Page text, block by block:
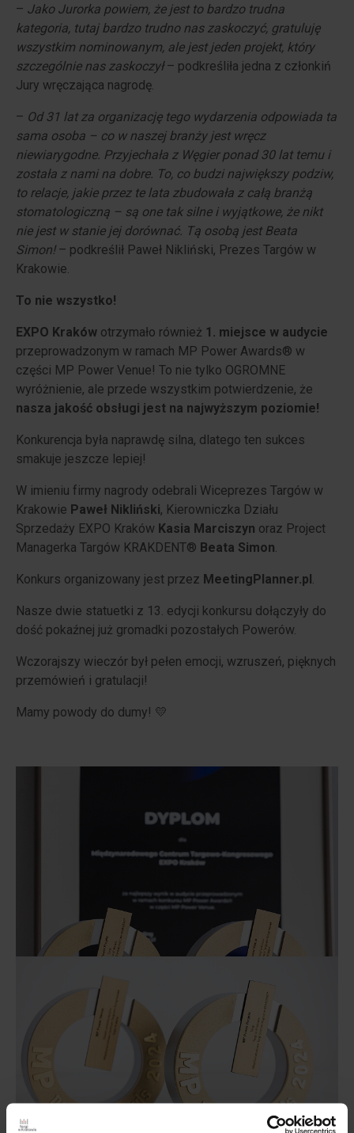
– Jako Jurorka powiem, że jest to bardzo trudna
kategoria, tutaj bardzo trudno nas zaskoczyć, gratuluję
wszystkim nominowanym, ale jest jeden projekt, który
szczególnie nas zaskoczył– podkreśliła jedna z członkiń
Jury wręczająca nagrodę.
– Od 31 lat za organizację tego wydarzenia odpowiada ta
sama osoba – co w naszej branży jest wręcz
niewiarygodne. Przyjechała z Węgier ponad 30 lat temu i
została z nami na dobre. To, co budzi największy podziw,
to relacje, jakie przez te lata zbudowała z całą branżą
stomatologiczną – są one tak silne i wyjątkowe, że nikt
nie jest w stanie jej dorównać. Tą osobą jest Beata
Simon!– podkreślił Paweł Nikliński, Prezes Targów w
Krakowie.
To nie wszystko!
EXPO Kraków otrzymało również 1. miejsce w audycie
przeprowadzonym w ramach MP Power Awards® w
części MP Power Venue! To nie tylko OGROMNE
wyróżnienie, ale przede wszystkim potwierdzenie, że
nasza jakość obsługi jest na najwyższym poziomie!
Konkurencja była naprawdę silna, dlatego ten sukces
smakuje jeszcze lepiej!
W imieniu firmy nagrody odebrali Wiceprezes Targów w
Krakowie Paweł Nikliński, Kierowniczka Działu
Sprzedaży EXPO Kraków Kasia Marciszyn oraz Project
Managerka Targów KRAKDENT® Beata Simon.
Konkurs organizowany jest przez MeetingPlanner.pl.
Nasze dwie statuetki z 13. edycji konkursu dołączyły do
dość pokaźnej już gromadki pozostałych Powerów.
Wczorajszy wieczór był pełen emocji, wzruszeń, pięknych
przemówień i gratulacji!
Mamy powody do dumy! 💛